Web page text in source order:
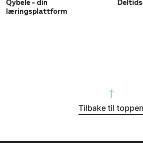
Qybele - din
læringsplattform
Tilbake til toppen